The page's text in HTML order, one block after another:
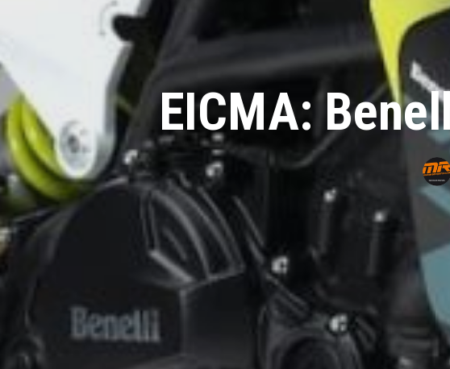
EICMA: